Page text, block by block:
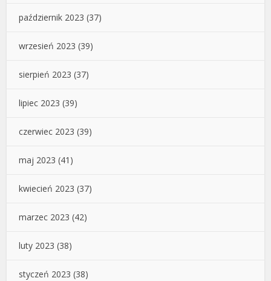
październik 2023 (37)
wrzesień 2023 (39)
sierpień 2023 (37)
lipiec 2023 (39)
czerwiec 2023 (39)
maj 2023 (41)
kwiecień 2023 (37)
marzec 2023 (42)
luty 2023 (38)
styczeń 2023 (38)